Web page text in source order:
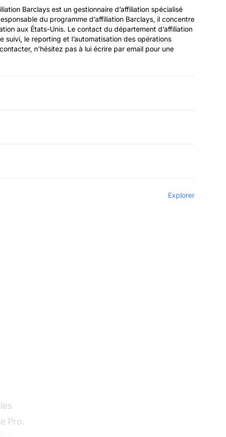
Barclays est un gestionnaire d’affiliation spécialisé
du programme d’affiliation Barclays, il concentre
aux États-Unis. Le contact du département d’affiliation
suivi, le reporting et l’automatisation des opérations
n’hésitez pas à lui écrire par email pour une
Explorer
Pro.